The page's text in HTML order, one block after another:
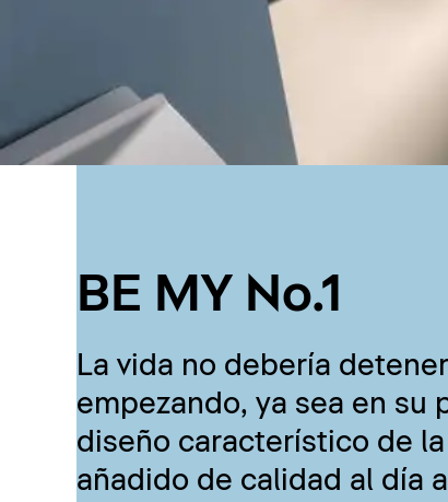
BE MY No.1
La vida no debería
empezando, ya sea en su
diseño característico de
añadido de calidad al día